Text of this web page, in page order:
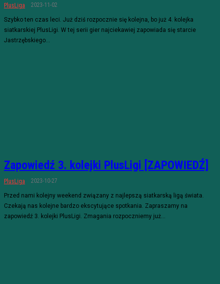
PlusLiga 2023-11-02
Szybko ten czas leci. Już dziś rozpocznie się kolejna, bo już 4. kolejka
siatkarskiej PlusLigi. W tej serii gier najciekawiej zapowiada się starcie
Jastrzębskiego...
Zapowiedź 3. kolejki PlusLigi [ZAPOWIEDŹ]
PlusLiga 2023-10-27
Przed nami kolejny weekend związany z najlepszą siatkarską ligą świata.
Czekają nas kolejne bardzo ekscytujące spotkania. Zapraszamy na
zapowiedź 3. kolejki PlusLigi. Zmagania rozpoczniemy już...